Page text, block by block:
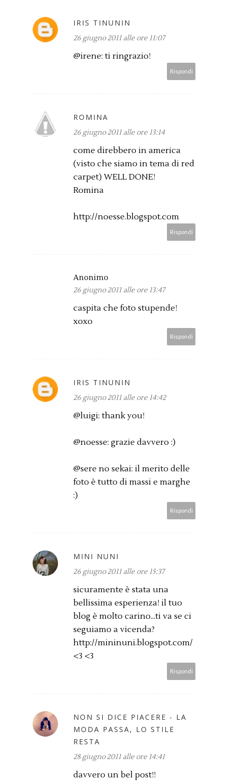
IRIS TINUNIN
26 giugno 2011 alle ore 11:07
@irene: ti ringrazio!
Rispondi
ROMINA
26 giugno 2011 alle ore 13:14
come direbbero in america
(visto che siamo in tema di red
carpet) WELL DONE!
Romina
http://noesse.blogspot.com
Rispondi
Anonimo
26 giugno 2011 alle ore 13:47
caspita che foto stupende!
xoxo
Rispondi
IRIS TINUNIN
26 giugno 2011 alle ore 14:42
@luigi: thank you!
@noesse: grazie davvero :)
@sere no sekai: il merito delle
foto è tutto di massi e marghe
:)
Rispondi
MINI NUNI
26 giugno 2011 alle ore 15:37
sicuramente è stata una
bellissima esperienza! il tuo
blog è molto carino...ti va se ci
seguiamo a vicenda?
http://mininuni.blogspot.com/
<3 <3
Rispondi
NON SI DICE PIACERE - LA
MODA PASSA, LO STILE
RESTA
28 giugno 2011 alle ore 14:41
davvero un bel post!!